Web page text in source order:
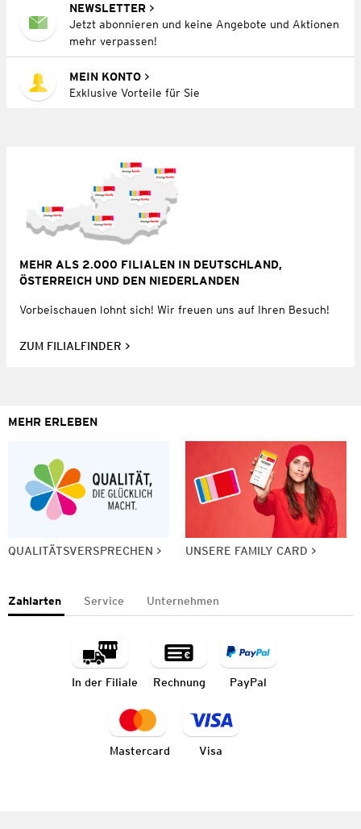
NEWSLETTER
Jetzt abonnieren und keine Angebote und Aktionen
mehr verpassen!
MEIN KONTO
Exklusive Vorteile für Sie
MEHR ALS 2.000 FILIALEN IN DEUTSCHLAND,
ÖSTERREICH UND DEN NIEDERLANDEN
Vorbeischauen lohnt sich! Wir freuen uns auf Ihren Besuch!
ZUM FILIALFINDER
MEHR ERLEBEN
QUALITÄTSVERSPRECHEN UNSERE FAMILY CARD
Zahlarten Service Unternehmen
In der Filiale Rechnung PayPal
Mastercard Visa